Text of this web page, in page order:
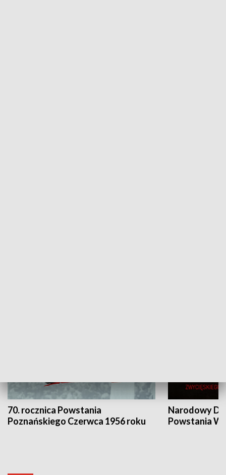
70. rocznica Powstania
Poznańskiego Czerwca 1956 roku
Narodowy
Powstania